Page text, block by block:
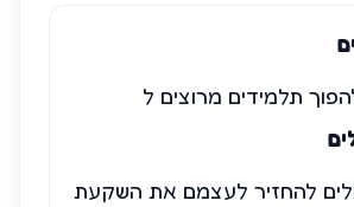
תלמידים מרוצים ל
להחזיר לעצמם את השקעת